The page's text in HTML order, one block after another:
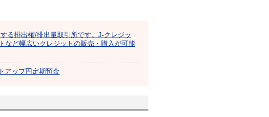
る排出権/排出量取引所です。J-クレジッ
など幅広いクレジットの販売・購入が可能
アップ円定期預金